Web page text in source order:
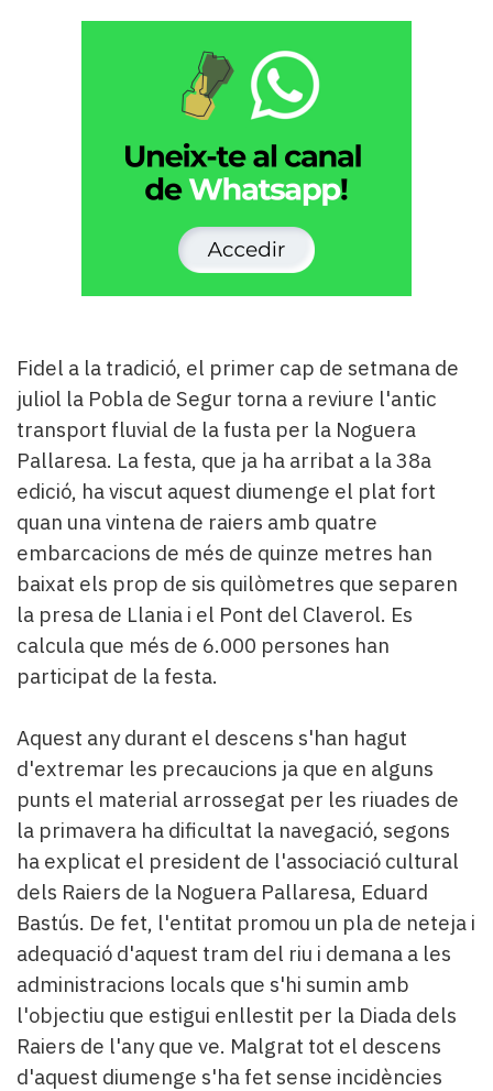
Fidel a la tradició, el primer cap de setmana de
juliol la Pobla de Segur torna a reviure l'antic
transport fluvial de la fusta per la Noguera
Pallaresa. La festa, que ja ha arribat a la 38a
edició, ha viscut aquest diumenge el plat fort
quan una vintena de raiers amb quatre
embarcacions de més de quinze metres han
baixat els prop de sis quilòmetres que separen
la presa de Llania i el Pont del Claverol. Es
calcula que més de 6.000 persones han
participat de la festa.
Aquest any durant el descens s'han hagut
d'extremar les precaucions ja que en alguns
punts el material arrossegat per les riuades de
la primavera ha dificultat la navegació, segons
ha explicat el president de l'associació cultural
dels Raiers de la Noguera Pallaresa, Eduard
Bastús. De fet, l'entitat promou un pla de neteja i
adequació d'aquest tram del riu i demana a les
administracions locals que s'hi sumin amb
l'objectiu que estigui enllestit per la Diada dels
Raiers de l'any que ve. Malgrat tot el descens
d'aquest diumenge s'ha fet sense incidències